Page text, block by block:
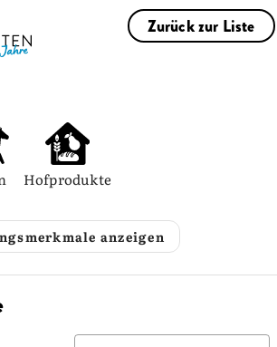
Zurück zur Liste
Hofprodukte
anzeigen